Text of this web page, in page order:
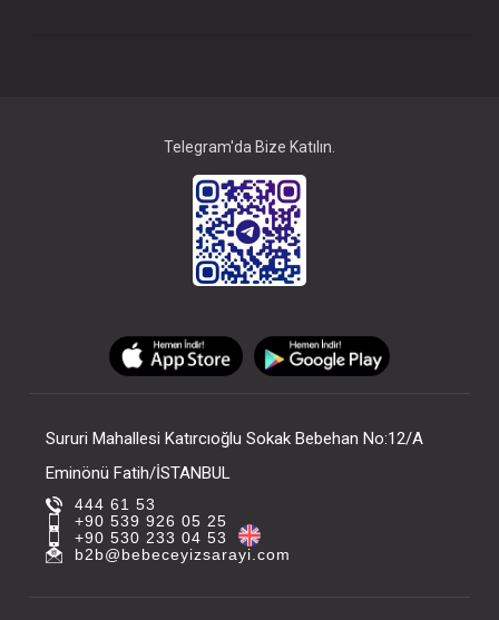
Telegram'da Bize Katılın.
Sururi Mahallesi Katırcıoğlu Sokak Bebehan No:12/A
Eminönü Fatih/İSTANBUL
444 61 53
+90 539 926 05 25
+90 530 233 04 53
b2b@bebeceyizsarayi.com